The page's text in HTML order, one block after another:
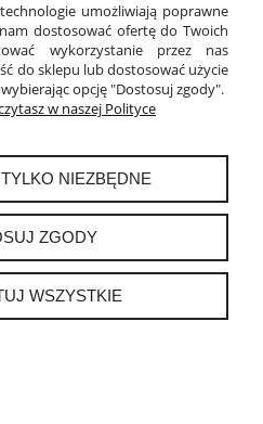
NAS
WERSJĘ STRONY
Shoper.pl
umożliwiają poprawne
dostosować ofertę do Twoich
wykorzystanie przez nas
do sklepu lub dostosować użycie
opcję "Dostosuj zgody".
w naszej Polityce
NIEZBĘDNE
ZGODY
WSZYSTKIE